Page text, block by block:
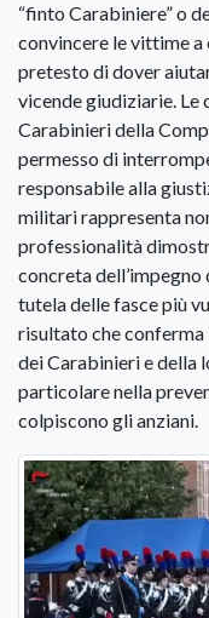
“finto Carabiniere” o
convincere le vittime a
pretesto di dover
vicende giudiziarie. Le
Carabinieri della
permesso di
responsabile alla
militari rappresenta
professionalità
concreta
tutela delle fasce più
risultato che conferma
dei Carabinieri e della
particolare nella
colpiscono gli anziani.